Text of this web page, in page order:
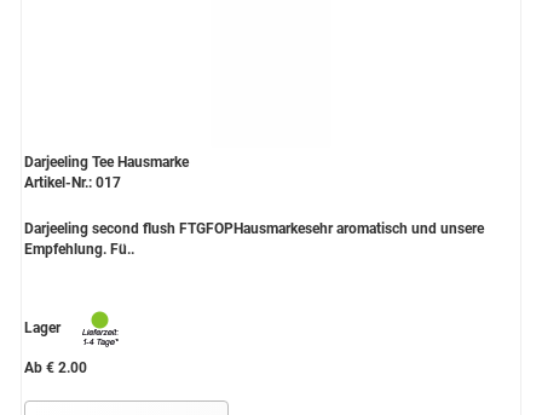
Darjeeling Tee Hausmarke
Artikel-Nr.: 017
Darjeeling second flush FTGFOPHausmarkesehr aromatisch und unsere
Empfehlung. Fü..
Lager
Ab € 2.00